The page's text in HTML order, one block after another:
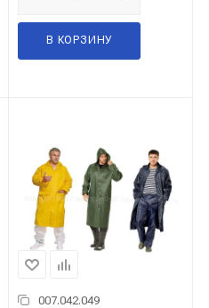
В КОРЗИНУ
007.042.049